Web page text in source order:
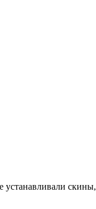
устанавливали